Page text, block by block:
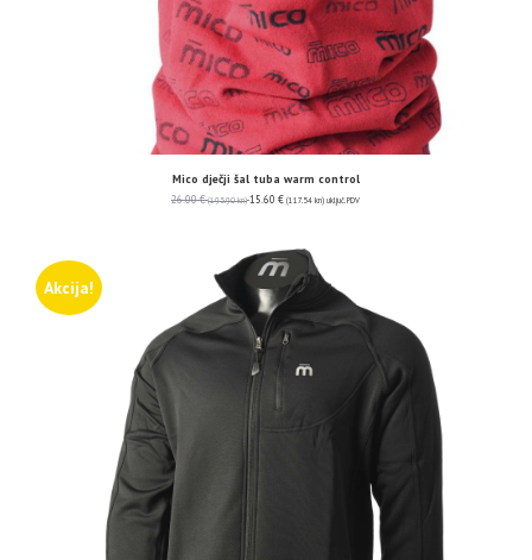
Mico dječji šal tuba warm control
26.00€ (195.90 kn) 15.60 € (117.54 kn) uključ. PDV
Akcija!